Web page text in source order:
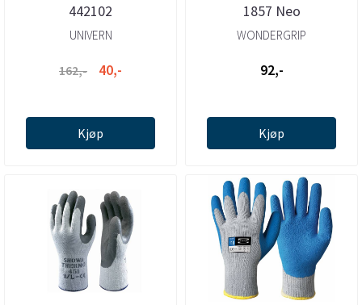
442102
UNIVERN
162,- 40,-
Kjøp
1857 Neo
WONDERGRIP
92,-
Kjøp